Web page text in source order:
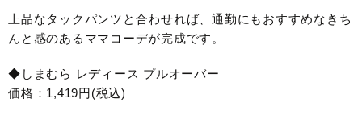
上品なタックパンツと合わせれば、通勤にもおすすめなきち
んと感のあるママコーデが完成です。
◆しまむら レディース プルオーバー
価格：1,419円(税込)